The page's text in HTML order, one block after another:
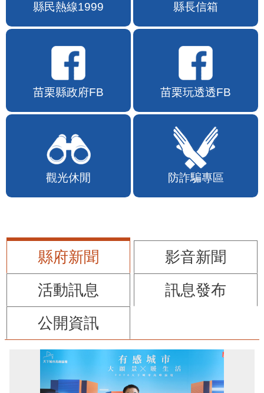
縣民熱線1999 縣長信箱
苗栗縣政府FB 苗栗玩透透FB
觀光休閒 防詐騙專區
縣府新聞
影音新聞
活動訊息
訊息發布
公開資訊